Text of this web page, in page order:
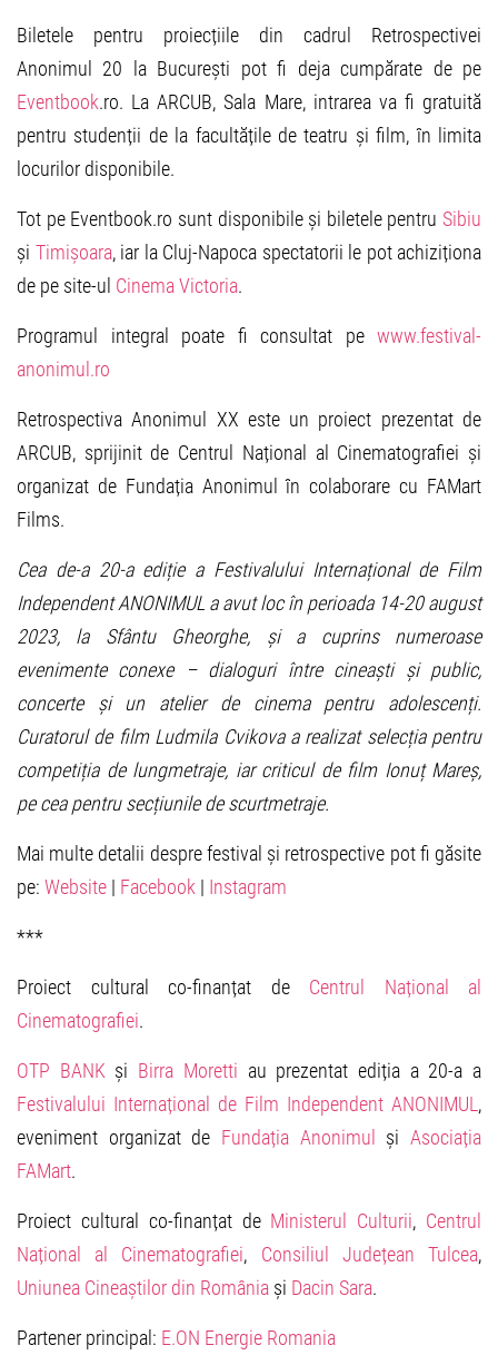
Biletele pentru proiecțiile din cadrul Retrospectivei
Anonimul 20 la București pot fi deja cumpărate de pe
Eventbook.ro. La ARCUB, Sala Mare, intrarea va fi gratuită
pentru studenții de la facultățile de teatru și film, în limita
locurilor disponibile.
Tot pe Eventbook.ro sunt disponibile și biletele pentru Sibiu
și Timișoara, iar la Cluj-Napoca spectatorii le pot achiziționa
de pe site-ul Cinema Victoria.
Programul integral poate fi consultat pe www.festival-
anonimul.ro
Retrospectiva Anonimul XX este un proiect prezentat de
ARCUB, sprijinit de Centrul Național al Cinematografiei și
organizat de Fundația Anonimul în colaborare cu FAMart
Films.
Cea de-a 20-a ediție a Festivalului Internațional de Film
Independent ANONIMUL a avut loc în perioada 14-20 august
2023, la Sfântu Gheorghe, și a cuprins numeroase
evenimente conexe – dialoguri între cineaști și public,
concerte și un atelier de cinema pentru adolescenți.
Curatorul de film Ludmila Cvikova a realizat selecția pentru
competiția de lungmetraje, iar criticul de film Ionuț Mareș,
pe cea pentru secțiunile de scurtmetraje.
Mai multe detalii despre festival și retrospective pot fi găsite
pe: Website | Facebook | Instagram
***
Proiect cultural co-finanțat de Centrul Național al
Cinematografiei.
OTP BANK și Birra Moretti au prezentat ediția a 20-a a
Festivalului Internațional de Film Independent ANONIMUL ,
eveniment organizat de Fundația Anonimul șiAsociația
FAMart.
Proiect cultural co-finanțat de Ministerul Culturii, Centrul
Național al Cinematografiei, Consiliul Județean Tulcea,
Uniunea Cineaștilor din România și Dacin Sara.
Partener principal: E.ON Energie Romania